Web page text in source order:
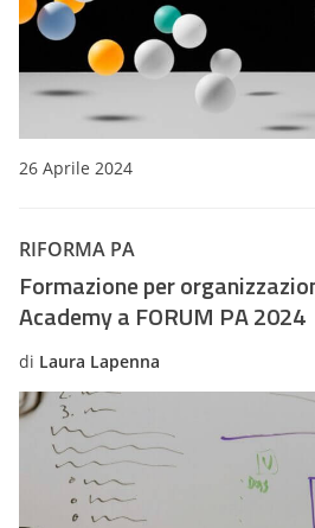
26 Aprile 2024
RIFORMA PA
Formazione per
Academy a FORUM PA 2024
di Laura Lapenna